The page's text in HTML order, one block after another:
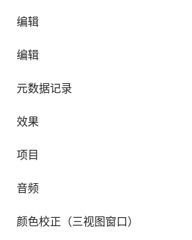
编辑
编辑
元数据记录
效果
项目
音频
颜色校正（三视图窗口）